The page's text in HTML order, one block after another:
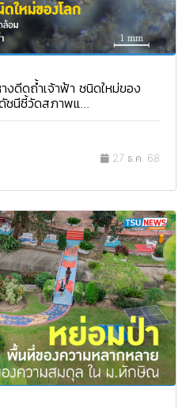
ดีดถ้ำเจ้าฟ้า ชนิดใหม่ของ
ชนีชี้วัดสภาพแ...
27 ธ.ค. 68